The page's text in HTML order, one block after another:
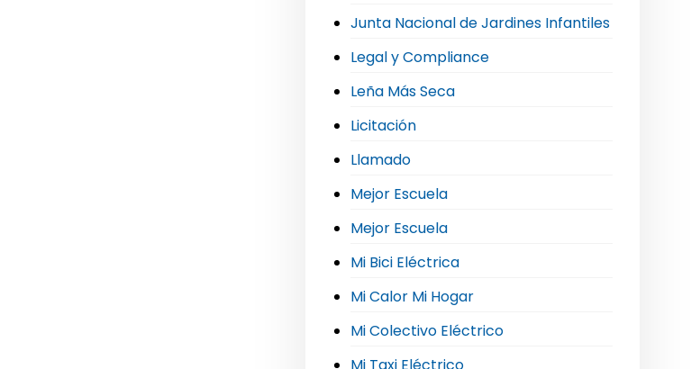
Junta Nacional de Jardines Infantiles
Legal y Compliance
Leña Más Seca
Licitación
Llamado
Mejor Escuela
Mejor Escuela
Mi Bici Eléctrica
Mi Calor Mi Hogar
Mi Colectivo Eléctrico